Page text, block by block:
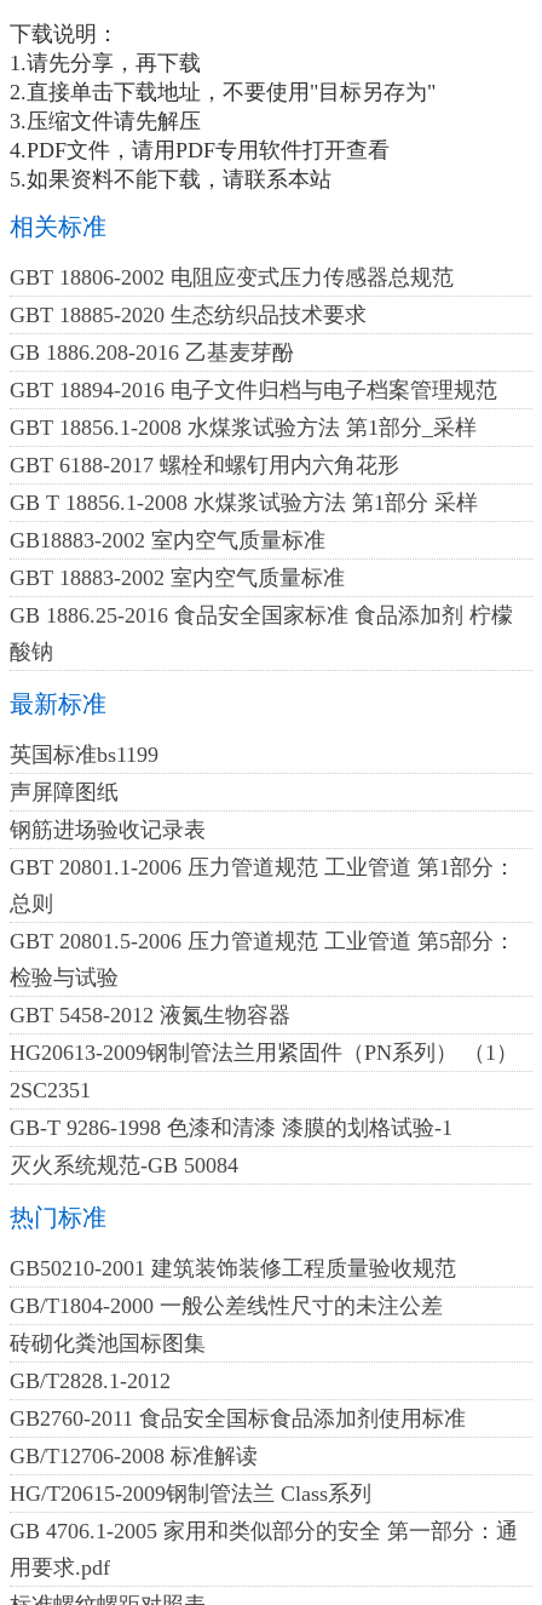
下载说明：
1.请先分享，再下载
2.直接单击下载地址，不要使用"目标另存为"
3.压缩文件请先解压
4.PDF文件，请用PDF专用软件打开查看
5.如果资料不能下载，请联系本站
相关标准
GBT 18806-2002 电阻应变式压力传感器总规范
GBT 18885-2020 生态纺织品技术要求
GB 1886.208-2016 乙基麦芽酚
GBT 18894-2016 电子文件归档与电子档案管理规范
GBT 18856.1-2008 水煤浆试验方法 第1部分_采样
GBT 6188-2017 螺栓和螺钉用内六角花形
GB T 18856.1-2008 水煤浆试验方法 第1部分 采样
GB18883-2002 室内空气质量标准
GBT 18883-2002 室内空气质量标准
GB 1886.25-2016 食品安全国家标准 食品添加剂 柠檬
酸钠
最新标准
英国标准bs1199
声屏障图纸
钢筋进场验收记录表
GBT 20801.1-2006 压力管道规范 工业管道 第1部分：
总则
GBT 20801.5-2006 压力管道规范 工业管道 第5部分：
检验与试验
GBT 5458-2012 液氮生物容器
HG20613-2009钢制管法兰用紧固件（PN系列） （1）
2SC2351
GB-T 9286-1998 色漆和清漆 漆膜的划格试验-1
灭火系统规范-GB 50084
热门标准
GB50210-2001 建筑装饰装修工程质量验收规范
GB/T1804-2000 一般公差线性尺寸的未注公差
砖砌化粪池国标图集
GB/T2828.1-2012
GB2760-2011 食品安全国标食品添加剂使用标准
GB/T12706-2008 标准解读
HG/T20615-2009钢制管法兰 Class系列
GB 4706.1-2005 家用和类似部分的安全 第一部分：通
用要求.pdf